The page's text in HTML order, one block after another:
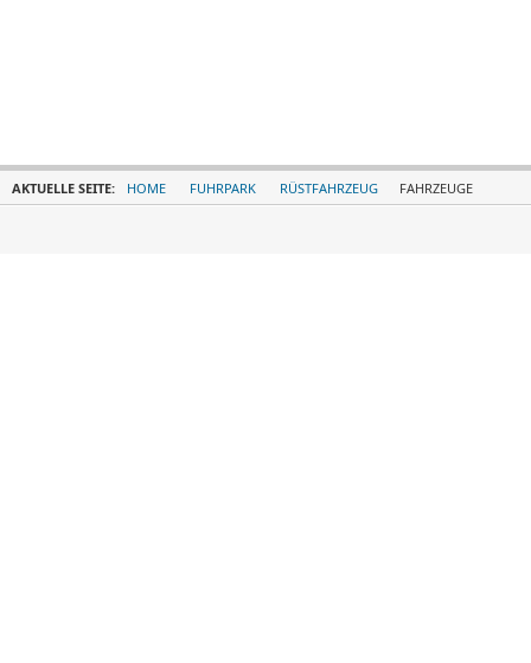
AKTUELLE SEITE: HOME FUHRPARK RÜSTFAHRZEUG FAHRZEUGE